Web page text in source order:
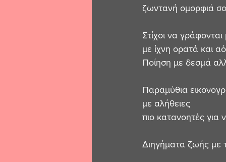
ζωντανή ομορφιά
Στίχοι να
με ίχνη ορατά και
Ποίηση με δεσμά
Παραμύθια
με αλήθειες
πιο κατανοητές για
Διηγήματα ζωής με